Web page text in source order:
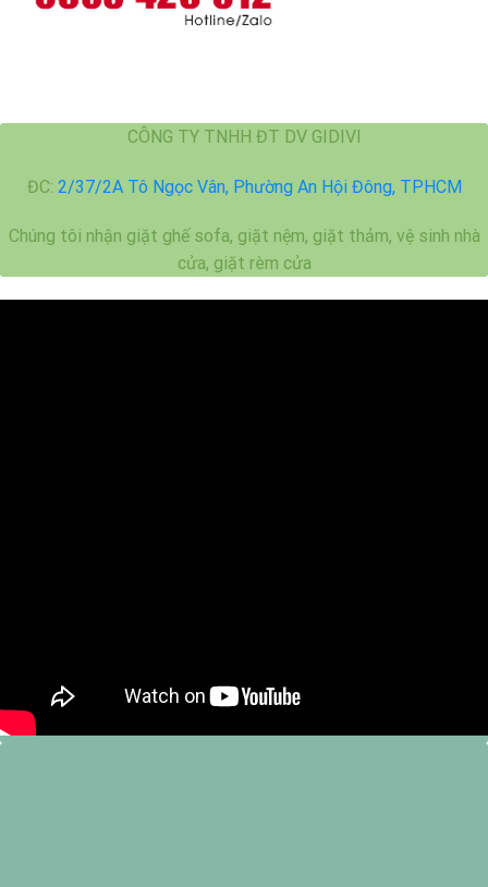
hiệu
quả
CÔNG TY TNHH ĐT DV GIDIVI
ĐC: 2/37/2A Tô Ngọc Vân, Phường An Hội Đông, TPHCM
Chúng tôi nhận giặt ghế sofa, giặt nệm, giặt thảm, vệ sinh nhà
cửa, giặt rèm cửa